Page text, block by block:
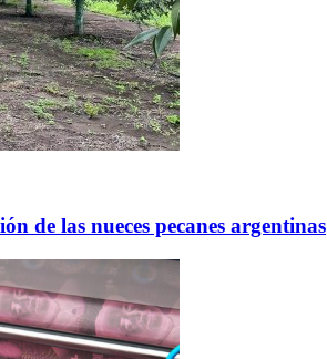
de las nueces pecanes argentinas